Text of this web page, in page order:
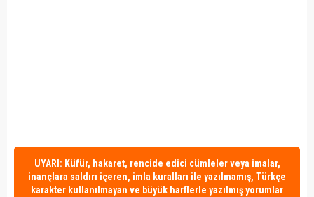
UYARI: Küfür, hakaret, rencide edici cümleler veya imalar,
inançlara saldırı içeren, imla kuralları ile yazılmamış, Türkçe
karakter kullanılmayan ve büyük harflerle yazılmış yorumlar